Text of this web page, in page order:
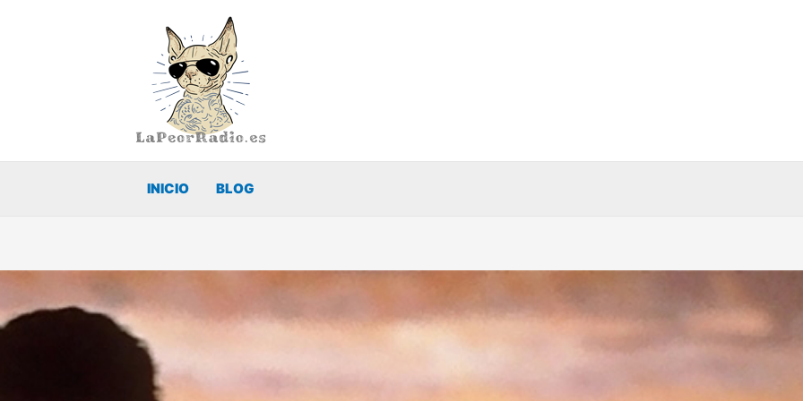
INICIO BLOG